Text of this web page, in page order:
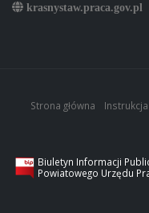
krasnystaw.praca.gov.pl
Biuletyn Informacji
Powiatowego Urzędu
Strona główna Instrukcja